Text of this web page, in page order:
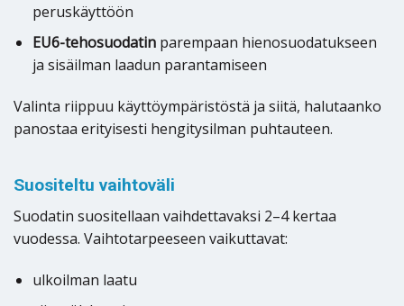
peruskäyttöön
EU6-tehosuodatinparempaan hienosuodatukseen
ja sisäilman laadun parantamiseen
Valinta riippuu käyttöympäristöstä ja siitä, halutaanko
panostaa erityisesti hengitysilman puhtauteen.
Suositeltu vaihtoväli
Suodatin suositellaan vaihdettavaksi 2–4 kertaa
vuodessa. Vaihtotarpeeseen vaikuttavat:
ulkoilman laatu